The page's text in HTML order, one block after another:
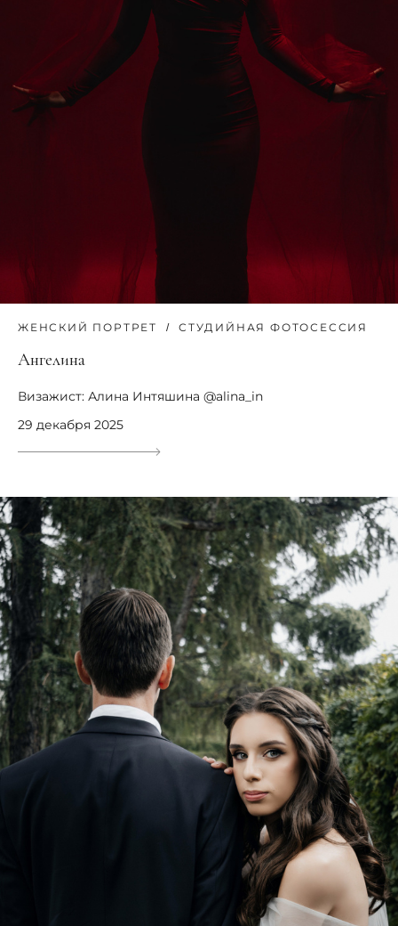
ЖЕНСКИЙ ПОРТРЕТ СТУДИЙНАЯ ФОТОСЕССИЯ
Ангелина
Визажист: Алина Интяшина @alina_in
29 декабря 2025